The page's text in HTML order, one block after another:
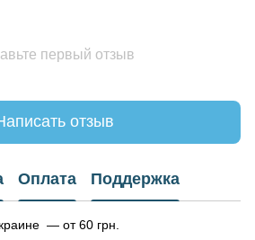
первый отзыв
отзыв
Оплата Поддержка
— от 60 грн.